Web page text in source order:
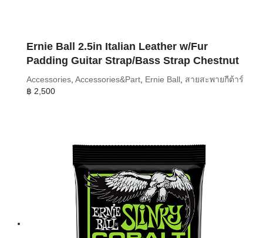
Ernie Ball 2.5in Italian Leather w/Fur
Padding Guitar Strap/Bass Strap Chestnut
Accessories Accessories&Part Ernie Ball สายสะพายกีต้าร์
฿ 2,500